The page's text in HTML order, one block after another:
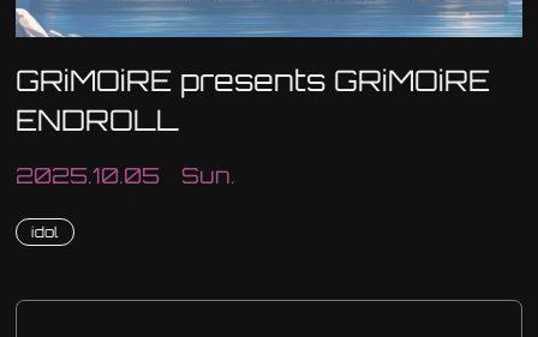
GRiMOiRE presents GRiMOiRE
ENDROLL
2025.10.05 Sun.
idol